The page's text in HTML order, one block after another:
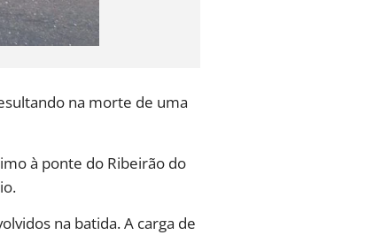
na morte de uma
à ponte do Ribeirão do
na batida. A carga de